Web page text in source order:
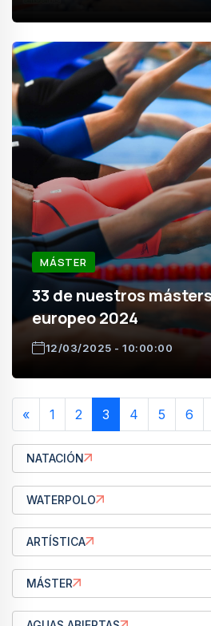
MÁSTER
33 de nuestros
europeo 2024
12/03/2025 - 10:00:00
« 1 2 3 4 5 6
NATACIÓN
WATERPOLO
ARTÍSTICA
MÁSTER